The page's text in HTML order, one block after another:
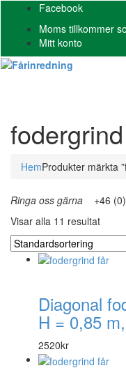
Facebook
Moms tillkommer
Mitt konto
fodergrind
HemProdukter märkta
Ringa oss gärna +46
Visar alla 11 resultat
Diagonal
H = 0,85
2520kr